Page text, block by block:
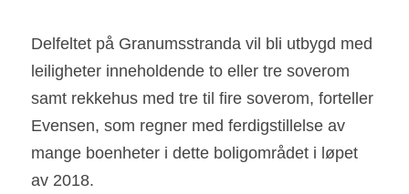
Delfeltet på Granumsstranda vil bli utbygd med
leiligheter inneholdende to eller tre soverom
samt rekkehus med tre til fire soverom, forteller
Evensen, som regner med ferdigstillelse av
mange boenheter i dette boligområdet i løpet
av 2018.